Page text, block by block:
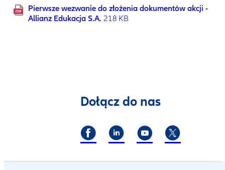
Pierwsze wezwanie do złożenia dokumentów akcji -
Allianz Edukacja S.A. 218 KB
Dołącz do nas